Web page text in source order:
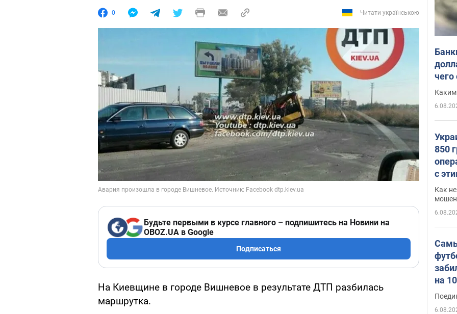
0 Читати українською
Будьте первыми в курсе главного – подпишитесь на Новини на
OBOZ.UA в Google
Подписаться
На Киевщине в городе Вишневое в результате ДТП разбилась
маршрутка.
Каким
850
с
Как
на